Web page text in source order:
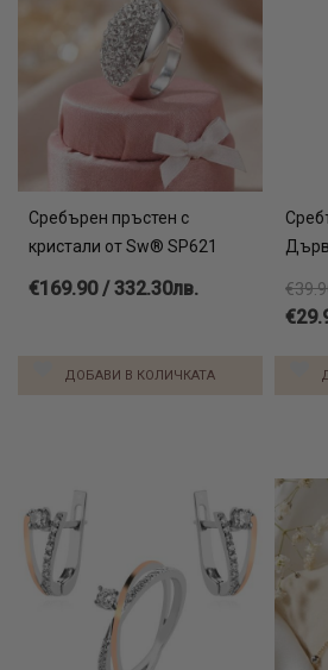
Сребърен пръстен с
кристали от Sw® SP621
€169.90 / 332.30лв.
ДОБАВИ В КОЛИЧКАТА